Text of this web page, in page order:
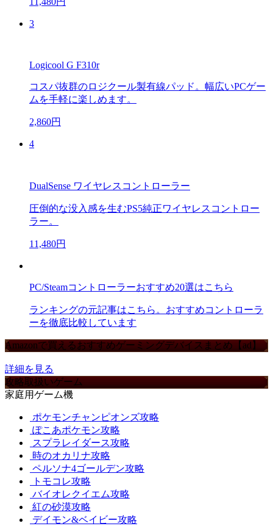
3
Logicool G F310r
コスパ抜群のロジクール製有線パッド。幅広いPCゲー
ムを手軽に楽しめます。
2,860円
4
DualSense ワイヤレスコントローラー
圧倒的な没入感を生むPS5純正ワイヤレスコントロー
ラー。
11,480円
PC/Steamコントローラーおすすめ20選はこちら
ランキングの元記事はこちら。おすすめコントローラ
ーを徹底比較しています
Amazonで買えるおすすめゲーミングデバイスまとめ【ad】
詳細を見る
攻略取扱いゲーム
家庭用ゲーム機
ポケモンチャンピオンズ攻略
ぽこあポケモン攻略
スプラレイダース攻略
時のオカリナ攻略
ペルソナ4ゴールデン攻略
トモコレ攻略
バイオレクイエム攻略
紅の砂漠攻略
デイモン&ベイビー攻略